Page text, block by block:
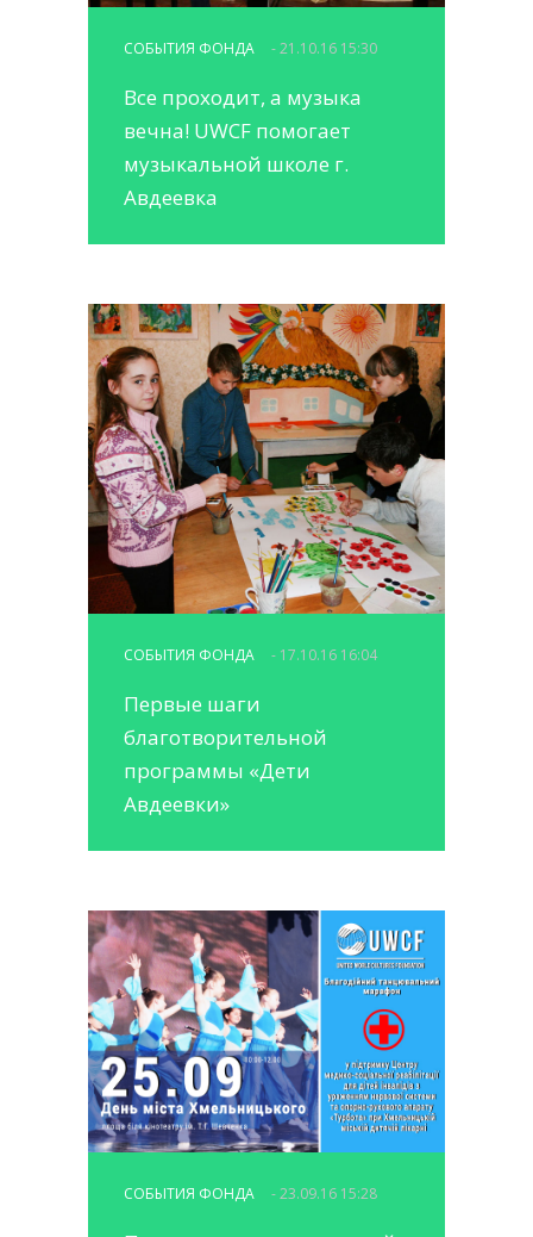
СОБЫТИЯ ФОНДА - 21.10.16 15:30
Все проходит, а музыка
вечна! UWCF помогает
музыкальной школе г.
Авдеевка
СОБЫТИЯ ФОНДА - 17.10.16 16:04
Первые шаги
благотворительной
программы «Дети
Авдеевки»
СОБЫТИЯ ФОНДА - 23.09.16 15:28